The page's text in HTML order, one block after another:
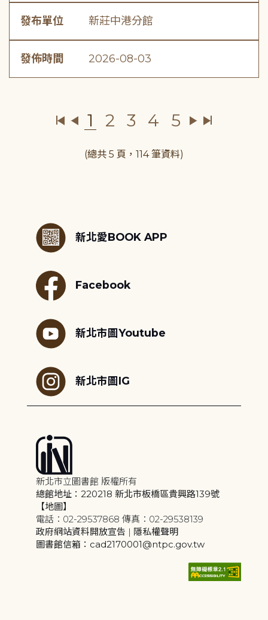
發布單位 新莊中港分館
發佈時間 2026-08-03
1 2 3 4 5
(總共 5 頁，114 筆資料)
新北愛BOOK APP
Facebook
新北市圖Youtube
新北市圖IG
新北市立圖書館 版權所有
總館地址：220218 新北市板橋區貴興路139號
【地圖】
電話：02-29537868 傳真：02-29538139
政府網站資料開放宣告 | 隱私權聲明
圖書館信箱：cad2170001@ntpc.gov.tw